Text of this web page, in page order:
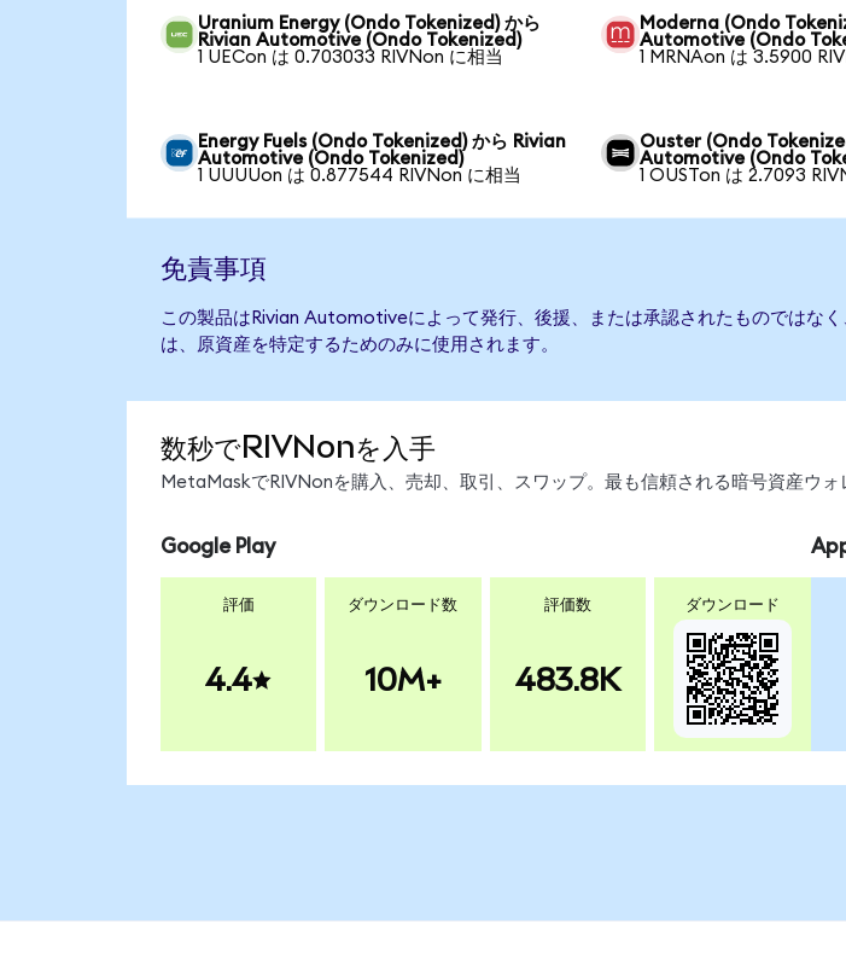
Uranium Energy (Ondo Tokenized) から
Rivian Automotive (Ondo Tokenized)
1 UECon は 0.703033 RIVNon に相当
Moderna (Ondo
Automotive (Ondo
1 MRNAon は 3.5900
Energy Fuels (Ondo Tokenized) から Rivian
Automotive (Ondo Tokenized)
1 UUUUon は 0.877544 RIVNon に相当
Ouster (Ondo
Automotive (Ondo
1 OUSTon は 2.7093
免責事項
この製品はRivian Automotiveによって発行、後援、または承認されたものではな
は、原資産を特定するためのみに使用されます。
数秒でRIVNonを入手
MetaMaskでRIVNonを購入、売却、取引、スワップ。最も信頼される暗号資産ウォ
Google Play
評価
4.4
ダウンロード数
10M+
評価数
483.8K
ダウンロード